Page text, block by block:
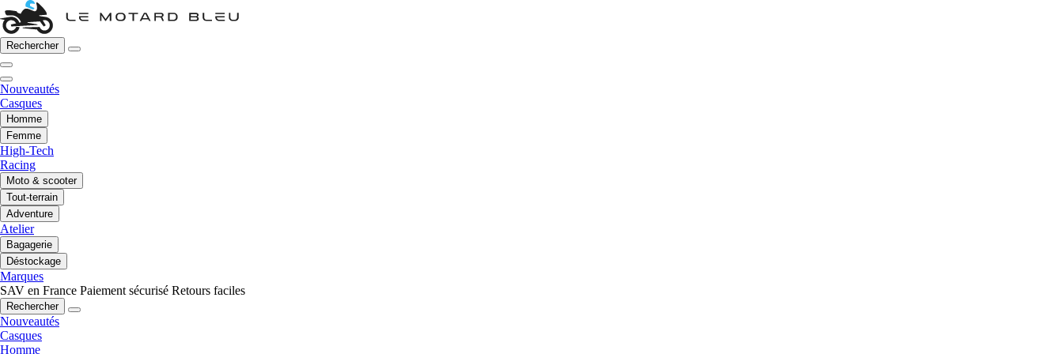
Rechercher
Nouveautés
Casques
Homme
Femme
High-Tech
Racing
Moto & scooter
Tout-terrain
Adventure
Atelier
Bagagerie
Déstockage
Marques
SAV en France Paiement sécurisé Retours faciles
Rechercher
Nouveautés
Casques
Homme